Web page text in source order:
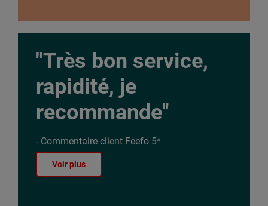
"Très bon service,
rapidité, je
recommande"
- Commentaire client Feefo 5*
Voir plus